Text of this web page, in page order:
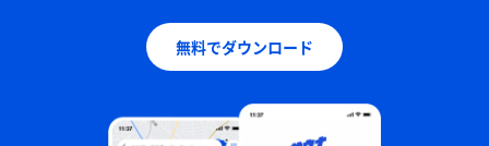
無料でダウンロード